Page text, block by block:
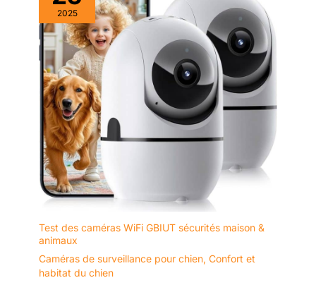
de votre commande.
2025
Test des caméras WiFi GBIUT sécurités maison &
animaux
Caméras de surveillance pour chien, Confort et
habitat du chien